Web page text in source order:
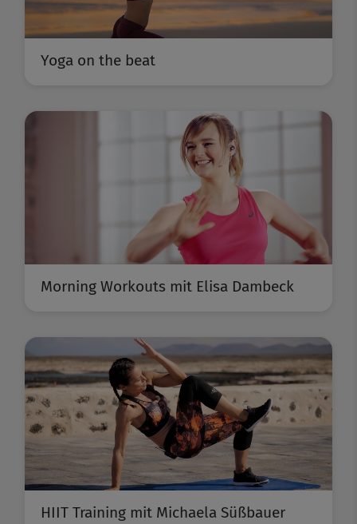
Yoga on the beat
Morning Workouts mit Elisa Dambeck
HIIT Training mit Michaela Süßbauer